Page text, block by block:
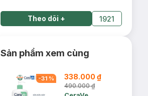
Theo dõi + 1921
Sản phẩm xem cùng
-31 % 338.000 ₫
490.000 ₫